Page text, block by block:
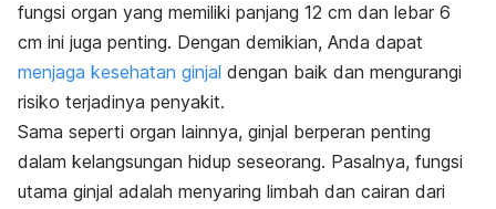
fungsi organ yang memiliki panjang 12 cm dan lebar 6
cm ini juga penting. Dengan demikian, Anda dapat
menjaga kesehatan ginjal dengan baik dan mengurangi
risiko terjadinya penyakit.
Sama seperti organ lainnya, ginjal berperan penting
dalam kelangsungan hidup seseorang. Pasalnya, fungsi
utama ginjal adalah menyaring limbah dan cairan dari